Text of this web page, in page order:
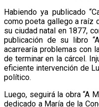
Habiendo ya publicado
como poeta gallego a raíz
su ciudad natal en 1877,
publicación de su libro
acarrearía problemas con
de terminar en la cárcel.
eficiente intervención de
político.
Luego, seguirá la obra “A
dedicado a María de la